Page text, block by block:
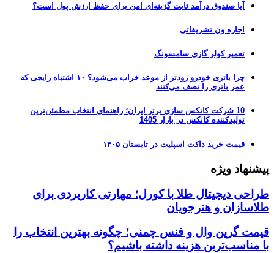
آیا صندوق درآمد ثابت گزینه‌ای امن برای حفظ ارزش پول است؟
اجاره ون تشریفاتی
تعمیر کولر گازی سامسونگ
چرا باتری خودرو زودتر از موعد خراب می‌شود؟ ۱۰ اشتباه رایجی که
عمر باتری را نصف می‌کنند
10 شرکت کانکس سازی برتر ایران؛ راهنمای انتخاب مطمئن‌ترین
تولیدکننده کانکس در بازار 1405
قیمت خرید داکت اسپلیت در تابستان ۱۴۰۵
پیشنهاد ویژه
طراحی دیجیتال طلا با کورل؛ مهارتی کاربردی برای
طلاسازان و هنرجویان
قیمت گرین وال و فنس چمنی؛ چگونه بهترین انتخاب را
با مناسب‌ترین هزینه داشته باشیم؟